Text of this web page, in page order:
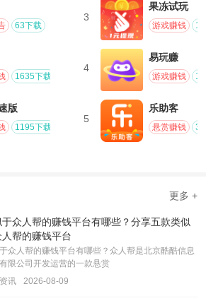
63下载
1635下载
版
1195下载
3
果冻试玩
游戏赚钱
4
易玩赚
游戏赚钱
5
乐助客
悬赏赚钱
更多 +
于众人帮的赚钱平台有哪些？分享五款类似
帮的赚钱平台
众人帮的赚钱平台有哪些？众人帮是北京酷酷信息
限公司开发运营的一款悬赏
讯
2026-08-09